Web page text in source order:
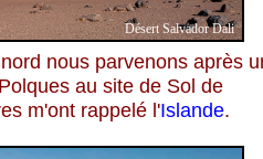
Désert Salvador Dali
nous parvenons après
au site de Sol de
m'ont rappelé l'Islande.